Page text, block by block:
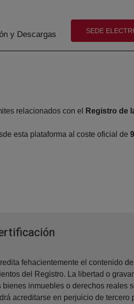
y Descargas (abre en
SEDE
relacionados con el
Registro de
esta plataforma al coste oficial de
fehacientemente el contenido
del Registro. La libertad o
bienes inmuebles o derechos reales
acreditarse en perjuicio de tercero